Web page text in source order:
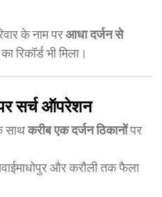
के नाम परआधा दर्जन से
रिकॉर्ड भी मिला।
पर सर्च ऑपरेशन
साथकरीब एक दर्जन ठिकानोंपर
और करौली तक फैला